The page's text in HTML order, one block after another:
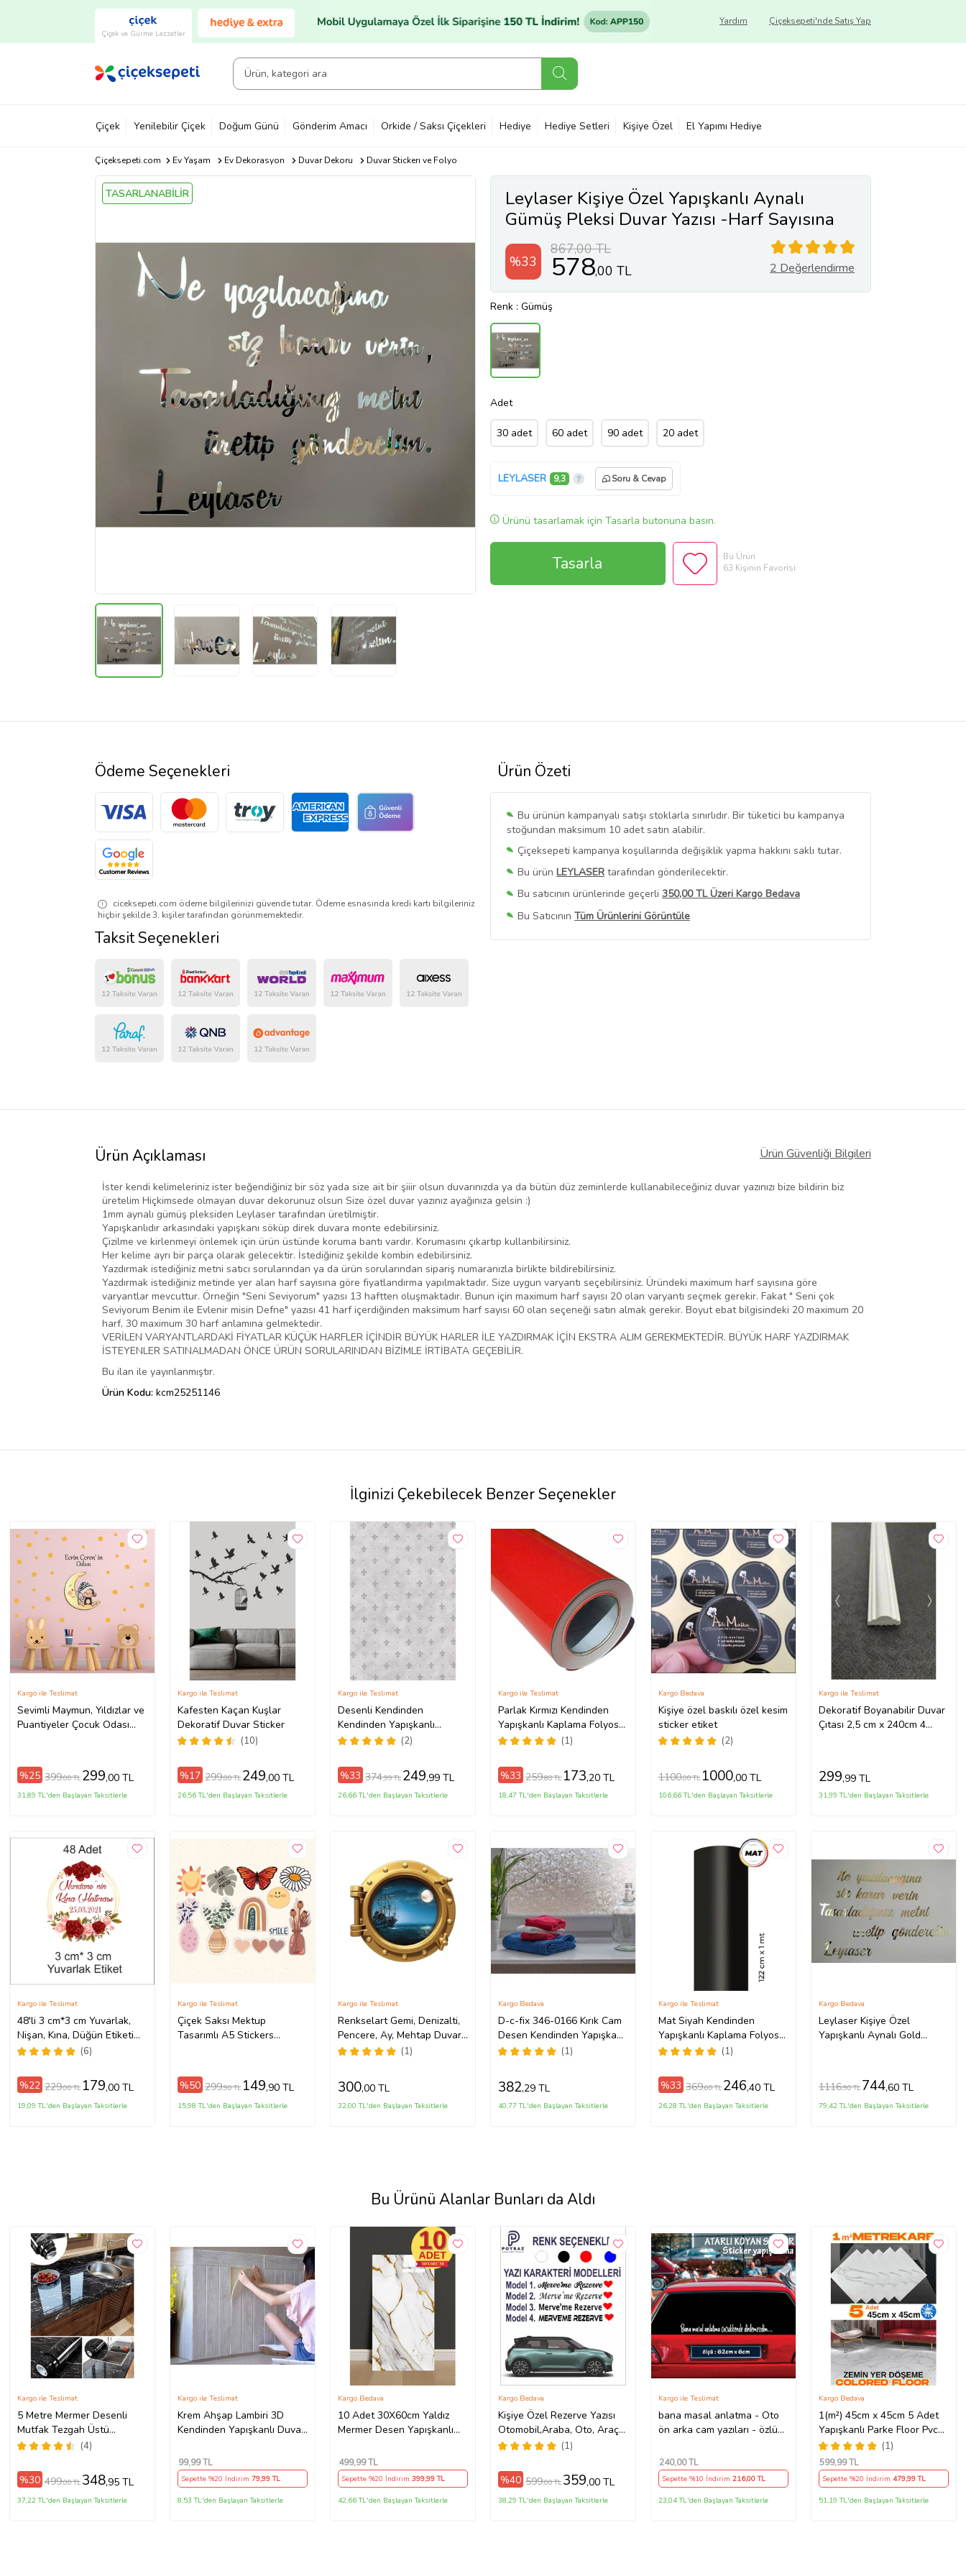
Çiçek ve Gurme Lezzetler
Çiçeksepeti'nde Satış Yap
Yardım
Çiçek Yenilebilir Çiçek Doğum Günü Gönderim Amacı Orkide / Saksı Çiçekleri Hediye Hediye Setleri Kişiye Özel El Yapımı Hediye
Çiçeksepeti.com Ev Yaşam Ev Dekorasyon Duvar Dekoru Duvar Stickerı ve Folyo
TASARLANABİLİR
Leylaser Kişiye Özel Yapışkanlı Aynalı
Gümüş Pleksi Duvar Yazısı -Harf Sayısına
Göre-
%33
867,00 TL
578,00 TL 2 Değerlendirme
Renk : Gümüş
Adet
30 adet 60 adet 90 adet 20 adet
LEYLASER 9,3 Soru & Cevap
Ürünü tasarlamak için Tasarla butonuna basın.
Tasarla
Bu Ürün
63 Kişinin Favorisi
Ürün Özeti
Bu ürünün kampanyalı satışı stoklarla sınırlıdır. Bir tüketici bu kampanya
stoğundan maksimum 10 adet satın alabilir.
Çiçeksepeti kampanya koşullarında değişiklik yapma hakkını saklı tutar.
Bu ürün LEYLASER tarafından gönderilecektir.
Bu satıcının ürünlerinde geçerli 350,00 TL Üzeri Kargo Bedava
Bu Satıcının Tüm Ürünlerini Görüntüle
Ürün sayfasında gördüğünüz fiyat bilgileri, satıcı tarafından
Ödeme Seçenekleri
ciceksepeti.com ödeme bilgilerinizi güvende tutar. Ödeme esnasında kredi kartı bilgileriniz
hiçbir şekilde 3. kişiler tarafından görünmemektedir.
Taksit Seçenekleri
Ürün Açıklaması Ürün Güvenliği Bilgileri
İster kendi kelimeleriniz ister beğendiğiniz bir söz yada size ait bir şiiir olsun duvarınızda ya da bütün düz zeminlerde kullanabileceğiniz duvar yazınızı bize bildirin biz
üretelim Hiçkimsede olmayan duvar dekorunuz olsun Size özel duvar yazınız ayağınıza gelsin :)
1mm aynalı gümüş pleksiden Leylaser tarafından üretilmiştir.
Yapışkanlıdır arkasındaki yapışkanı söküp direk duvara monte edebilirsiniz.
Çizilme ve kirlenmeyi önlemek için ürün üstünde koruma bantı vardır. Korumasını çıkartıp kullanbilirsiniz.
Her kelime ayrı bir parça olarak gelecektir. İstediğiniz şekilde kombin edebilirsiniz.
Yazdırmak istediğiniz metni satıcı sorularından ya da ürün sorularından sipariş numaranızla birlikte bildirebilirsiniz.
Yazdırmak istediğiniz metinde yer alan harf sayısına göre fiyatlandırma yapılmaktadır. Size uygun varyantı seçebilirsiniz. Üründeki maximum harf sayısına göre
varyantlar mevcuttur. Örneğin "Seni Seviyorum" yazısı 13 haftten oluşmaktadır. Bunun için maximum harf sayısı 20 olan varyantı seçmek gerekir. Fakat " Seni çok
Seviyorum Benim ile Evlenir misin Defne" yazısı 41 harf içerdiğinden maksimum harf sayısı 60 olan seçeneği satın almak gerekir. Boyut ebat bilgisindeki 20 maximum 20
harf, 30 maximum 30 harf anlamına gelmektedir.
VERİLEN VARYANTLARDAKİ FİYATLAR KÜÇÜK HARFLER İÇİNDİR BÜYÜK HARLER İLE YAZDIRMAK İÇİN EKSTRA ALIM GEREKMEKTEDİR. BÜYÜK HARF YAZDIRMAK
İSTEYENLER SATINALMADAN ÖNCE ÜRÜN SORULARINDAN BİZİMLE İRTİBATA GEÇEBİLİR.
Bu ilan ile yayınlanmıştır.
Ürün Kodu: kcm25251146
İlginizi Çekebilecek Benzer Seçenekler
Sevimli Maymun, Yıldızlar ve
Puantiyeler Çocuk Odası
Kargo ile Teslimat
%25 399,00 TL 299,00 TL
31,89 TL'den Başlayan Taksitlerle
Kafesten Kaçan Kuşlar
Dekoratif Duvar Sticker
(10)
Kargo ile Teslimat
%17 299,00 TL 249,00 TL
26,56 TL'den Başlayan Taksitlerle
Desenli Kendinden
Kendinden Yapışkanlı
Kaplama Folyosu 45 CM X 2
(2)
Kargo ile Teslimat
%33 374,99 TL 249,99 TL
26,66 TL'den Başlayan Taksitlerle
Parlak Kırmızı Kendinden
Yapışkanlı Kaplama Folyosu
61 CM X 1 MT (1)
Kargo ile Teslimat
%33 259,80 TL 173,20 TL
18,47 TL'den Başlayan Taksitlerle
Kişiye özel baskılı özel kesim
sticker etiket
(2)
Kargo Bedava
1100,00 TL 1000,00 TL
106,66 TL'den Başlayan Taksitlerle
Dekoratif Boyanabilir Duvar
Çıtası 2,5 cm x 240cm 4
Kargo ile Teslimat
299,99 TL
31,99 TL'den Başlayan Taksitlerle
48'li 3 cm*3 cm Yuvarlak,
Nişan, Kına, Düğün Etiketi
(Yapışkan)
(6)
Kargo ile Teslimat
%22 229,00 TL 179,00 TL
19,09 TL'den Başlayan Taksitlerle
Çiçek Saksı Mektup
Tasarımlı A5 Stickers
Kargo ile Teslimat
%50 299,90 TL 149,90 TL
15,98 TL'den Başlayan Taksitlerle
Renkselart Gemi, Denizalti,
Pencere, Ay, Mehtap Duvar
Sticker-308
(1)
Kargo ile Teslimat
300,00 TL
32,00 TL'den Başlayan Taksitlerle
D-c-fix 346-0166 Kırık Cam
Desen Kendinden Yapışkanlı
Folyo
(1)
Kargo Bedava
382,29 TL
40,77 TL'den Başlayan Taksitlerle
Mat Siyah Kendinden
Yapışkanlı Kaplama Folyosu
122 CM X 1 MT(1)
Kargo ile Teslimat
%33 369,60 TL 246,40 TL
26,28 TL'den Başlayan Taksitlerle
Leylaser Kişiye Özel
Yapışkanlı Aynalı Gold
Kargo Bedava
1116,90 TL 744,60 TL
79,42 TL'den Başlayan Taksitlerle
Bu Ürünü Alanlar Bunları da Aldı
5 Metre Mermer Desenli
Mutfak Tezgah Üstü
Yapışkanlı Folyo Siyah Kolay
(4)
Kargo ile Teslimat
%30 499,00 TL 348,95 TL
37,22 TL'den Başlayan Taksitlerle
Krem Ahşap Lambiri 3D
Kendinden Yapışkanlı Duvar
Kargo ile Teslimat
99,99 TL
Sepette %20 İndirim 79,99 TL
8,53 TL'den Başlayan Taksitlerle
10 Adet 30X60cm Yaldız
Mermer Desen Yapışkanlı
banyo,tezgah arası LS6010
Kargo Bedava
499,99 TL
Sepette %20 İndirim 399,99 TL
42,66 TL'den Başlayan Taksitlerle
Kişiye Özel Rezerve Yazısı
Otomobil,Araba, Oto, Araç
Sticker (Parlak Beyaz)
(1)
Kargo Bedava
%40 599,00 TL 359,00 TL
38,29 TL'den Başlayan Taksitlerle
bana masal anlatma - Oto
ön arka cam yazıları - özlü
sözler
Kargo ile Teslimat
240,00 TL
Sepette %10 İndirim216,00 TL
23,04 TL'den Başlayan Taksitlerle
1(m²) 45cm x 45cm 5 Adet
Yapışkanlı Parke Floor Pvc
Panel Yer Kaplama Paneli
Arkası Kauçuklu 15p (Beyaz)
(1)
Kargo Bedava
599,99 TL
Sepette %20 İndirim 479,99 TL
51,19 TL'den Başlayan Taksitlerle